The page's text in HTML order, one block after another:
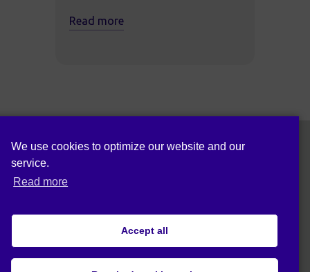
We use cookies to optimize our website and our
service.
Read more
Accept all
Read more
Δήλωση Προστασίας Δεδομένων (ΕΕ)